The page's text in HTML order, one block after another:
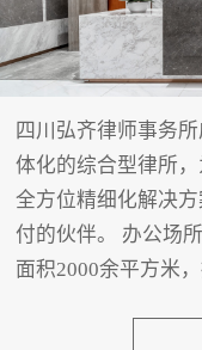
四川弘齐律师事务
体化的综合型律所
全方位精细化解决
付的伙伴。 办公场
面积2000余平方米